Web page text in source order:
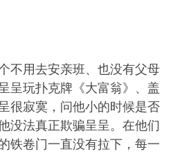
不用去安亲班、也没有父母
呈玩扑克牌《大富翁》、盖
很寂寞，问他小的时候是否
没法真正欺骗呈呈。在他们
铁卷门一直没有拉下，每一